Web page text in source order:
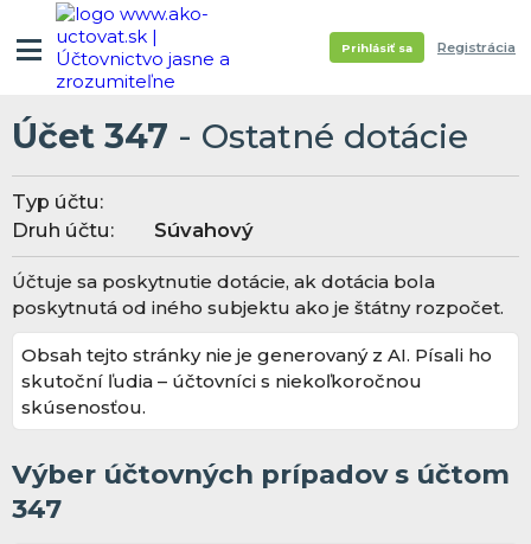
Prihlásiť sa Registrácia
Účet 347 - Ostatné dotácie
Typ účtu:
Druh účtu:
Súvahový
Účtuje sa poskytnutie dotácie, ak dotácia bola
poskytnutá od iného subjektu ako je štátny rozpočet.
Obsah tejto stránky nie je generovaný z AI. Písali ho
skutoční ľudia – účtovníci s niekoľkoročnou
skúsenosťou.
Výber účtovných prípadov s účtom
347